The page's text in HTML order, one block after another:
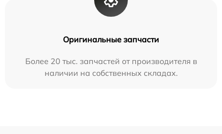
Оригинальные запчасти
Более 20 тыс. запчастей от производителя в
наличии на собственных складах.